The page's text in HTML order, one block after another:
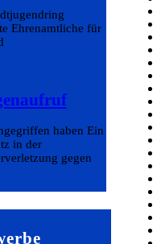
Ehrenamtliche für
haben Ein
in der
gegen